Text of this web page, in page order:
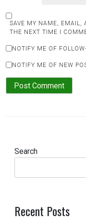
SAVE MY NAME, EMAIL,
THE NEXT TIME I
NOTIFY ME OF
NOTIFY ME OF NEW
Search
Recent Posts